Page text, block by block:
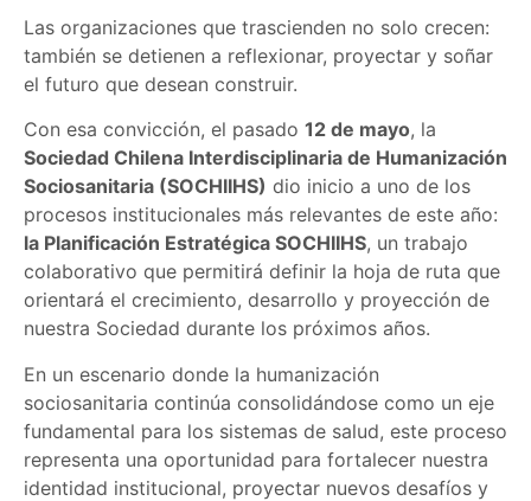
Las organizaciones que trascienden no solo crecen:
también se detienen a reflexionar, proyectar y soñar
el futuro que desean construir.
Con esa convicción, el pasado 12 de mayo, la
Sociedad Chilena Interdisciplinaria de Humanización
Sociosanitaria (SOCHIIHS) dio inicio a uno de los
procesos institucionales más relevantes de este año:
la Planificación Estratégica SOCHIIHS, un trabajo
colaborativo que permitirá definir la hoja de ruta que
orientará el crecimiento, desarrollo y proyección de
nuestra Sociedad durante los próximos años.
En un escenario donde la humanización
sociosanitaria continúa consolidándose como un eje
fundamental para los sistemas de salud, este proceso
representa una oportunidad para fortalecer nuestra
identidad institucional, proyectar nuevos desafíos y